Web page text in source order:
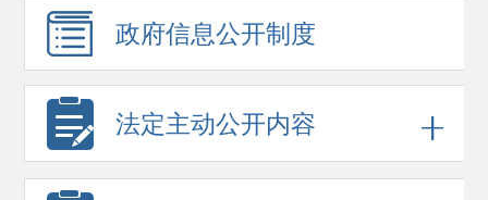
政府信息公开制度
法定主动公开内容